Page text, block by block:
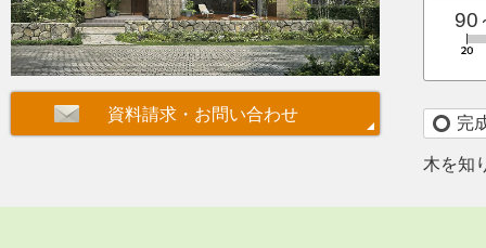
90
完
木を知